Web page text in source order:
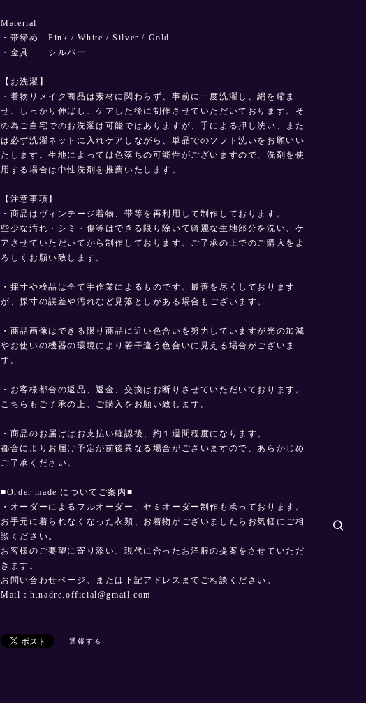
Material
・帯締め Pink / White / Silver / Gold
・金具 シルバー
【お洗濯】
・着物リメイク商品は素材に関わらず、事前に一度洗濯し、絹を縮ま
せ、しっかり伸ばし、ケアした後に制作させていただいております。そ
の為ご自宅でのお洗濯は可能ではありますが、手による押し洗い、また
は必ず洗濯ネットに入れケアしながら、単品でのソフト洗いをお願いい
たします。生地によっては色落ちの可能性がございますので、洗剤を使
用する場合は中性洗剤を推薦いたします。
【注意事項】
・商品はヴィンテージ着物、帯等を再利用して制作しております。
些少な汚れ・シミ・傷等はできる限り除いて綺麗な生地部分を洗い、ケ
アさせていただいてから制作しております。ご了承の上でのご購入をよ
ろしくお願い致します。
・採寸や検品は全て手作業によるものです。最善を尽くしております
が、採寸の誤差や汚れなど見落としがある場合もございます。
・商品画像はできる限り商品に近い色合いを努力していますが光の加減
やお使いの機器の環境により若干違う色合いに見える場合がございま
す。
・お客様都合の返品、返金、交換はお断りさせていただいております。
こちらもご了承の上、ご購入をお願い致します。
・商品のお届けはお支払い確認後、約１週間程度になります。
都合によりお届け予定が前後異なる場合がございますので、あらかじめ
ご了承ください。
■Order made についてご案内■
・オーダーによるフルオーダー、セミオーダー制作も承っております。
お手元に着られなくなった衣類、お着物がございましたらお気軽にご相
談ください。
お客様のご要望に寄り添い、現代に合ったお洋服の提案をさせていただ
きます。
お問い合わせページ、または下記アドレスまでご相談ください。
Mail：h.nadre.official@gmail.com
通報する